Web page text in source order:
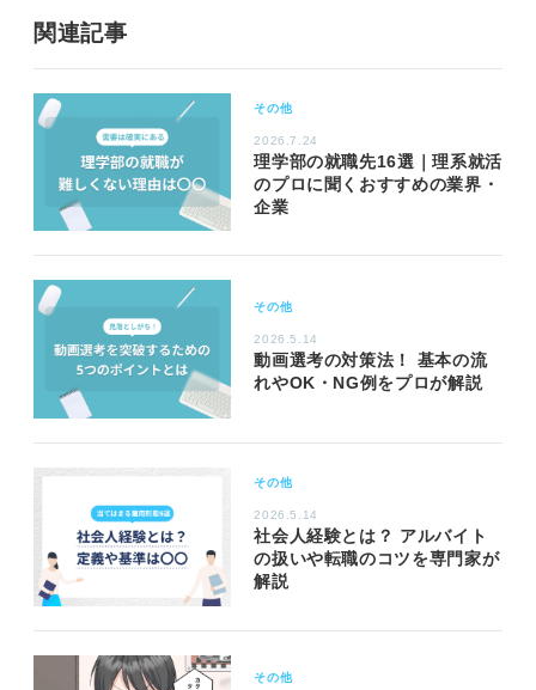
関連記事
その他
2026.7.24
理学部の就職先16選｜理系就活
のプロに聞くおすすめの業界・
企業
その他
2026.5.14
動画選考の対策法！ 基本の流
れやOK・NG例をプロが解説
その他
2026.5.14
社会人経験とは？ アルバイト
の扱いや転職のコツを専門家が
解説
その他